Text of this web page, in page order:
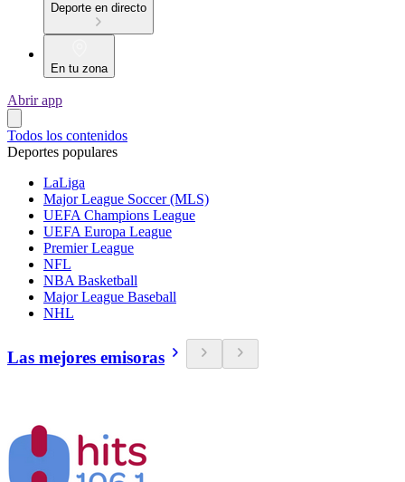
Deporte en directo
En tu zona
Abrir app
Todos los contenidos
Deportes populares
LaLiga
Major League Soccer (MLS)
UEFA Champions League
UEFA Europa League
Premier League
NFL
NBA Basketball
Major League Baseball
NHL
Las mejores emisoras